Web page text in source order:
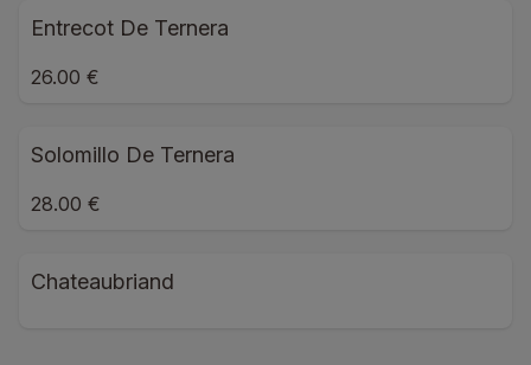
Entrecot De Ternera
26.00 €
Solomillo De Ternera
28.00 €
Chateaubriand